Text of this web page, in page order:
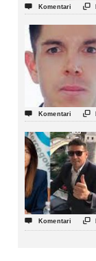
 Komentari 
 Komentari 
 Komentari 